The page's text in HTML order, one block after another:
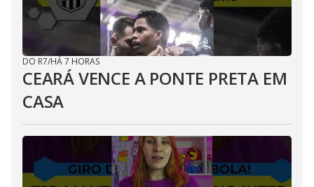
DO R7/HÁ 7 HORAS
CEARÁ VENCE A PONTE PRETA EM
CASA